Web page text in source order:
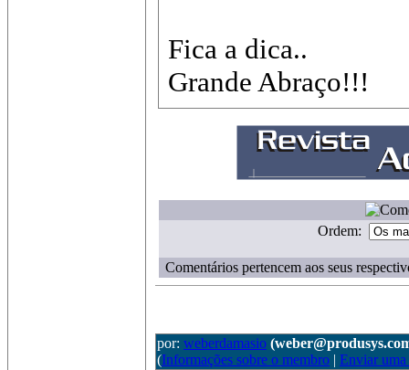
Fica a dica..
Grande Abraço!!!
Ordem:
Comentários pertencem aos seus
por: weberdamasio
(Informações sobre o membro | Enviar uma